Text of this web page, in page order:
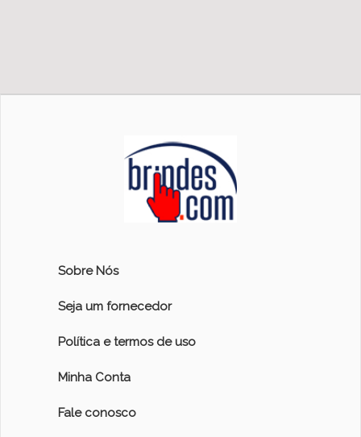
Sobre Nós
Seja um fornecedor
Política e termos de uso
Minha Conta
Fale conosco